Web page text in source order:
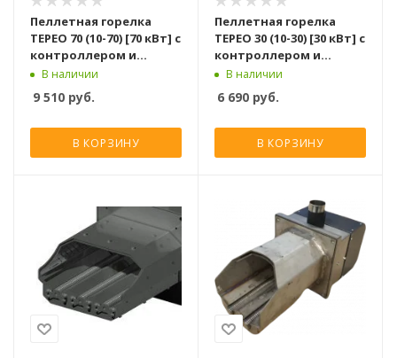
Пеллетная горелка
TEPEO 70 (10-70) [70 кВт] с
контроллером и
шнеком для подачи
В наличии
9 510 руб.
В КОРЗИНУ
Пеллетная горелка
TEPEO 30 (10-30) [30 кВт] с
контроллером и
шнеком для подачи
В наличии
6 690 руб.
В КОРЗИНУ